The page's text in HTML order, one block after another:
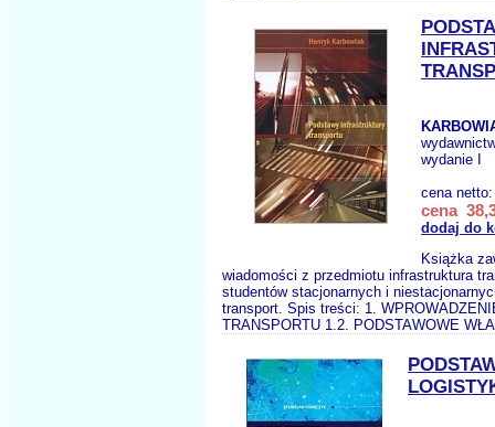
wydanie I
cena
cena
dodaj do
Książka
wiadomości z przedmiotu infrastruktura
studentów stacjonarnych i
transport. Spis treści: 1.
TRANSPORTU 1.2. PODSTAWOWE